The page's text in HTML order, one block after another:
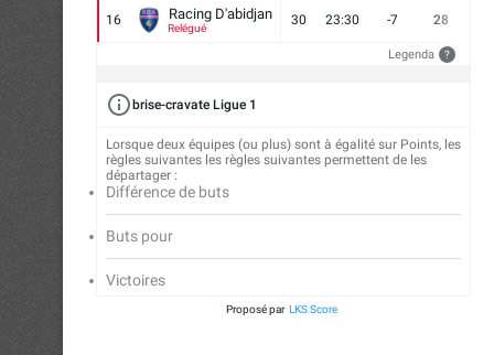
16 Racing D'abidjan
Relégué
30 23:30 -7 28
Legenda ?
brise-cravate Ligue 1
Lorsque deux équipes (ou plus) sont à égalité sur Points, les
règles suivantes les règles suivantes permettent de les
départager :
Différence de buts
Buts pour
Victoires
Proposé par LKS Score